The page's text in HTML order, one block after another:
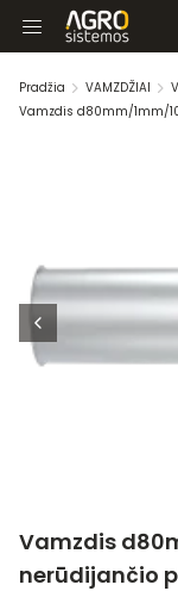
Pradžia VAMZDŽIAI
Vamzdis d80mm/1mm/
Vamzdis
nerūdijančio